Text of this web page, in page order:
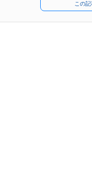
この